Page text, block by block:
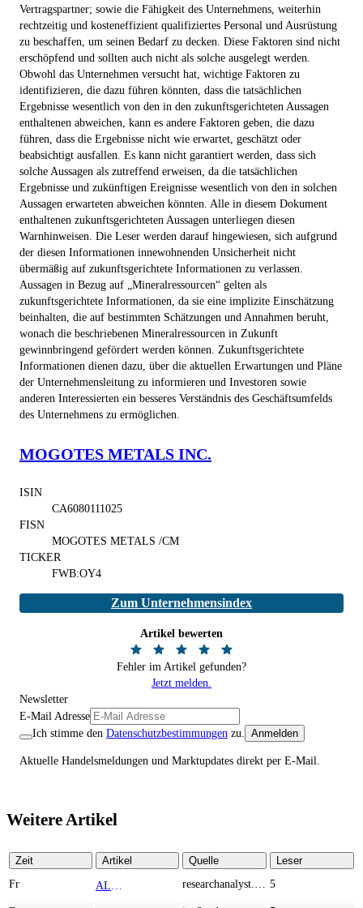
Vertragspartner; sowie die Fähigkeit des Unternehmens, weiterhin
rechtzeitig und kosteneffizient qualifiziertes Personal und Ausrüstung
zu beschaffen, um seinen Bedarf zu decken. Diese Faktoren sind nicht
erschöpfend und sollten auch nicht als solche ausgelegt werden.
Obwohl das Unternehmen versucht hat, wichtige Faktoren zu
identifizieren, die dazu führen könnten, dass die tatsächlichen
Ergebnisse wesentlich von den in den zukunftsgerichteten Aussagen
enthaltenen abweichen, kann es andere Faktoren geben, die dazu
führen, dass die Ergebnisse nicht wie erwartet, geschätzt oder
beabsichtigt ausfallen. Es kann nicht garantiert werden, dass sich
solche Aussagen als zutreffend erweisen, da die tatsächlichen
Ergebnisse und zukünftigen Ereignisse wesentlich von den in solchen
Aussagen erwarteten abweichen könnten. Alle in diesem Dokument
enthaltenen zukunftsgerichteten Aussagen unterliegen diesen
Warnhinweisen. Die Leser werden darauf hingewiesen, sich aufgrund
der diesen Informationen innewohnenden Unsicherheit nicht
übermäßig auf zukunftsgerichtete Informationen zu verlassen.
Aussagen in Bezug auf „Mineralressourcen“ gelten als
zukunftsgerichtete Informationen, da sie eine implizite Einschätzung
beinhalten, die auf bestimmten Schätzungen und Annahmen beruht,
wonach die beschriebenen Mineralressourcen in Zukunft
gewinnbringend gefördert werden können. Zukunftsgerichtete
Informationen dienen dazu, über die aktuellen Erwartungen und Pläne
der Unternehmensleitung zu informieren und Investoren sowie
anderen Interessierten ein besseres Verständnis des Geschäftsumfelds
des Unternehmens zu ermöglichen.
MOGOTES METALS INC.
ISIN
CA6080111025
FISN
MOGOTES METALS /CM
TICKER
FWB:OY4
Zum Unternehmensindex
Artikel bewerten
Fehler im Artikel gefunden?
Jetzt melden.
Newsletter
E-Mail Adresse
Ich stimme den Datenschutzbestimmungen zu. Anmelden
Aktuelle Handelsmeldungen und Marktupdates direkt per E-Mail.
Weitere Artikel
Zeit Artikel Quelle
Leser
Fr
5